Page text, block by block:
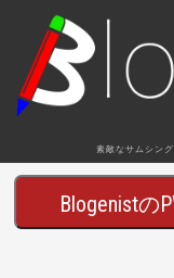
素敵なサムシン
Blogenistの